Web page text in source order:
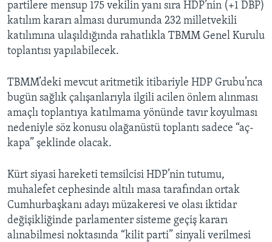
partilere mensup 175 vekilin yanı sıra HDP’nin (+1 DBP)
katılım kararı alması durumunda 232 milletvekili
katılımına ulaşıldığında rahatlıkla TBMM Genel Kurulu
toplantısı yapılabilecek.
TBMM’deki mevcut aritmetik itibariyle HDP Grubu’nca
bugün sağlık çalışanlarıyla ilgili acilen önlem alınması
amaçlı toplantıya katılmama yönünde tavır koyulması
nedeniyle söz konusu olağanüstü toplantı sadece “aç-
kapa” şeklinde olacak.
Kürt siyasi hareketi temsilcisi HDP’nin tutumu,
muhalefet cephesinde altılı masa tarafından ortak
Cumhurbaşkanı adayı müzakeresi ve olası iktidar
değişikliğinde parlamenter sisteme geçiş kararı
alınabilmesi noktasında “kilit parti” sinyali verilmesi